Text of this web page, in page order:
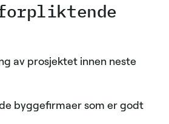
av prosjektet innen neste
byggefirmaer som er godt